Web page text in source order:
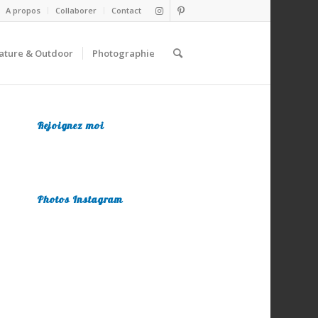
A propos Collaborer Contact
& Outdoor Photographie
Rejoignez moi
Photos Instagram